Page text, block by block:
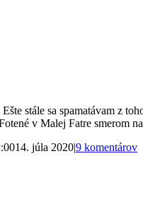
stále sa spamatávam z
v Malej Fatre smerom
14. júla 2020|9 komentárov